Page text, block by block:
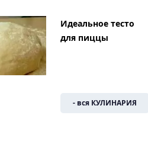
Идеальное тесто
для пиццы
- вся КУЛИНАРИЯ